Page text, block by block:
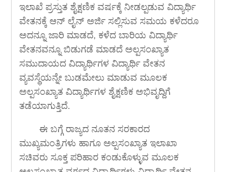
ಇಲಾಖೆ ಪ್ರಸ್ತುತ ಶೈಕ್ಷಣಿಕ ವರ್ಷಕ್ಕೆ ನೀಡಲ್ಪಡುವ ವಿದ್ಯಾರ್ಥಿ
ವೇತನಕ್ಕೆ ಆನ್ ಲೈನ್ ಅರ್ಜಿ ಸಲ್ಲಿಸುವ ಸಮಯ ಕಳೆದರೂ
ಅದನ್ನೂ ಜಾರಿ ಮಾಡದೆ, ಕಳೆದ ಬಾರಿಯ ವಿದ್ಯಾರ್ಥಿ
ವೇತನವನ್ನೂ ಬಿಡುಗಡೆ ಮಾಡದೆ ಅಲ್ಪಸಂಖ್ಯಾತ
ಸಮುದಾಯದ ವಿದ್ಯಾರ್ಥಿಗಳ ವಿದ್ಯಾರ್ಥಿ ವೇತನ
ವ್ಯವಸ್ಥೆಯನ್ನೇ ಬುಡಮೇಲು ಮಾಡುವ ಮೂಲಕ
ಅಲ್ಪಸಂಖ್ಯಾತ ವಿದ್ಯಾರ್ಥಿಗಳ ಶೈಕ್ಷಣಿಕ ಅಭಿವೃದ್ದಿಗೆ
ತಡೆಯಾಗುತ್ತಿದೆ.
ಈ ಬಗ್ಗೆ ರಾಜ್ಯದ ನೂತನ ಸರಕಾರದ
ಮುಖ್ಯಮಂತ್ರಿಗಳು ಹಾಗೂ ಅಲ್ಪಸಂಖ್ಯಾತ ಇಲಾಖಾ
ಸಚಿವರು ಸೂಕ್ತ ಪರಿಹಾರ ಕಂಡುಕೊಳ್ಳುವ ಮೂಲಕ